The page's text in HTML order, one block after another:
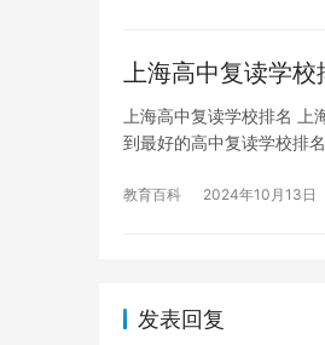
上海高中复读学校
上海高中复读学校排名
到最好的高中复读学校排
教育百科 2024年10月13日
发表回复